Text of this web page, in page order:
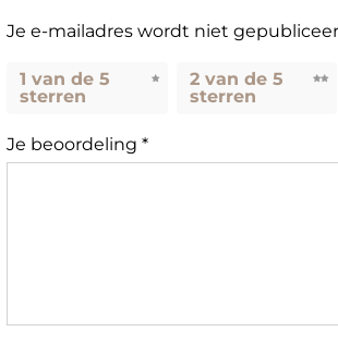
Je e-mailadres wordt niet
1 van de 5
sterren
2 van de 5
sterren
Je beoordeling *